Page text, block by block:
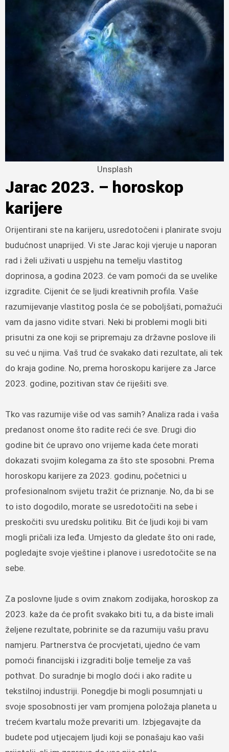
Unsplash
Jarac 2023. – horoskop
karijere
Orijentirani ste na karijeru, usredotočeni i planirate svoju
budućnost unaprijed. Vi ste Jarac koji vjeruje u naporan
rad i želi uživati ​​u uspjehu na temelju vlastitog
doprinosa, a godina 2023. će vam pomoći da se uvelike
izgradite. Cijenit će se ljudi kreativnih profila. Vaše
razumijevanje vlastitog posla će se poboljšati, pomažući
vam da jasno vidite stvari. Neki bi problemi mogli biti
prisutni za one koji se pripremaju za državne poslove ili
su već u njima. Vaš trud će svakako dati rezultate, ali tek
do kraja godine. No, prema horoskopu karijere za Jarce
2023. godine, pozitivan stav će riješiti sve.
Tko vas razumije više od vas samih? Analiza rada i vaša
predanost onome što radite reći će sve. Drugi dio
godine bit će upravo ono vrijeme kada ćete morati
dokazati svojim kolegama za što ste sposobni. Prema
horoskopu karijere za 2023. godinu, početnici u
profesionalnom svijetu tražit će priznanje. No, da bi se
to isto dogodilo, morate se usredotočiti na sebe i
preskočiti svu uredsku politiku. Bit će ljudi koji bi vam
mogli pričali iza leđa. Umjesto da gledate što oni rade,
pogledajte svoje vještine i planove i usredotočite se na
sebe.
Za poslovne ljude s ovim znakom zodijaka, horoskop za
2023. kaže da će profit svakako biti tu, a da biste imali
željene rezultate, pobrinite se da razumiju vašu pravu
namjeru. Partnerstva će procvjetati, ujedno će vam
pomoći financijski i izgraditi bolje temelje za vaš
pothvat. Do suradnje bi moglo doći i ako radite u
tekstilnoj industriji. Ponegdje bi mogli posumnjati u
svoje sposobnosti jer vam promjena položaja planeta u
trećem kvartalu može prevariti um. Izbjegavajte da
budete pod utjecajem ljudi koji se ponašaju kao vaši